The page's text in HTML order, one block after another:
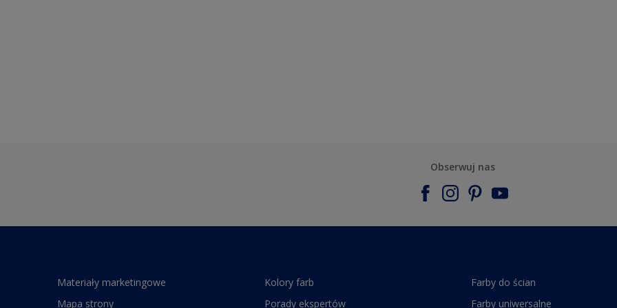
Obserwuj nas
Materiały marketingowe
Mapa strony
Kolory farb
Porady ekspertów
Farby do ścian
Farby uniwersalne